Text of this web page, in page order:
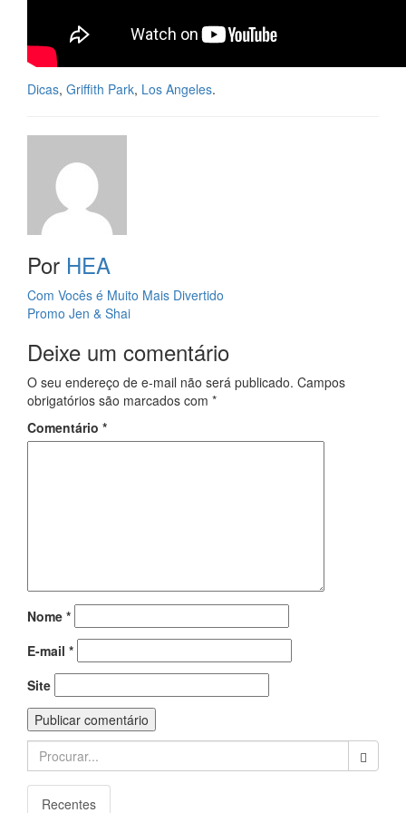
Dicas, Griffith Park, Los Angeles.
Por HEA
Navegação
da
Postagem
Com Vocês é Muito Mais Divertido
Promo Jen & Shai
Deixe um comentário
O seu endereço de e-mail não será publicado. Campos
obrigatórios são marcados com *
Comentário *
Nome *
E-mail *
Site
Search
for:
Recentes